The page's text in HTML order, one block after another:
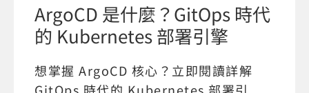
ArgoCD 是什麼？GitOps 時代
的 Kubernetes 部署引擎
想掌握 ArgoCD 核心？立即閱讀詳解